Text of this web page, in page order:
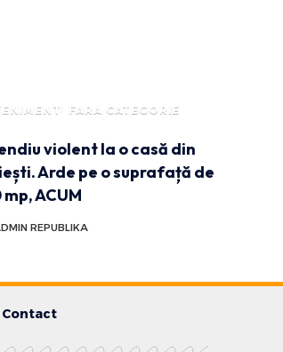
FARA CATEGORIE
violent la o casă din
Arde pe o suprafață de
mp, ACUM
REPUBLIKA
Contact